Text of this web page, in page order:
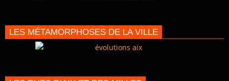
LES MÉTAMORPHOSES DE LA VILLE